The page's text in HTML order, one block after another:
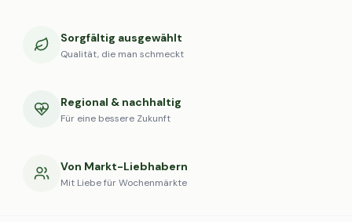
Sorgfältig ausgewählt
Qualität, die man schmeckt
Regional & nachhaltig
Für eine bessere Zukunft
Von Markt-Liebhabern
Mit Liebe für Wochenmärkte